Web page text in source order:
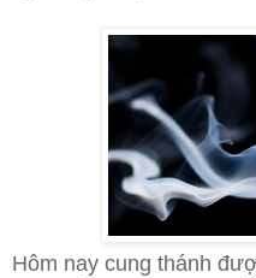
Hôm nay cung thánh